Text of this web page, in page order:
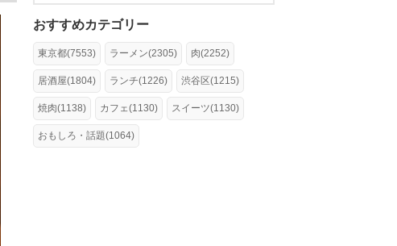
おすすめカテゴリー
東京都(7553) ラーメン(2305) 肉(2252)
居酒屋(1804) ランチ(1226) 渋谷区(1215)
焼肉(1138) カフェ(1130) スイーツ(1130)
おもしろ・話題(1064)